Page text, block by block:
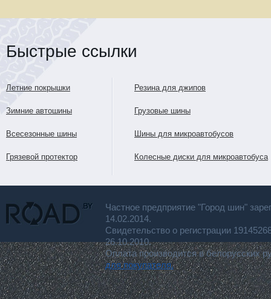
Быстрые ссылки
Летние покрышки
Зимние автошины
Всесезонные шины
Грязевой протектор
Резина для джипов
Грузовые шины
Шины для микроавтобусов
Колесные диски для микроавтобуса
Частное предприятие "Город шин"
14.02.2014.
Свидетельство о регистрации
26.10.2010.
Оплата производится в белорусских
для покупателя.